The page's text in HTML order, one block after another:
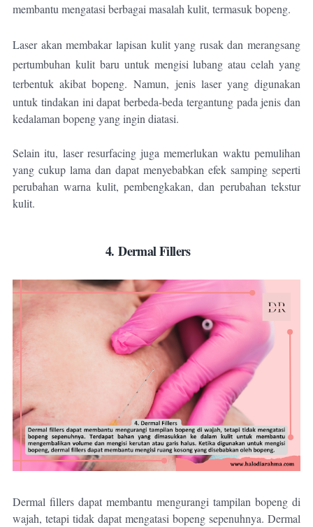
membantu mengatasi berbagai masalah kulit, termasuk bopeng.
Laser akan membakar lapisan kulit yang rusak dan merangsang
pertumbuhan kulit baru untuk mengisi lubang atau celah yang
terbentuk akibat bopeng.Namun, jenis laser yang digunakan
untuk tindakan ini dapat berbeda-beda tergantung pada jenis dan
kedalaman bopeng yang ingin diatasi.
Selain itu, laser resurfacing juga memerlukan waktu pemulihan
yang cukup lama dan dapat menyebabkan efek samping seperti
perubahan warna kulit, pembengkakan, dan perubahan tekstur
kulit.
4. Dermal Fillers
Dermal fillers dapat membantu mengurangi tampilan bopeng di
wajah, tetapi tidak dapat mengatasi bopeng sepenuhnya. Dermal